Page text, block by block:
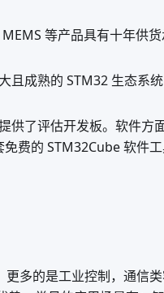
等产品具有十年供
且成熟的 STM32 生态系
供了评估开发板。软件方
费的 STM32Cube 软件
多的是工业控制，通信类